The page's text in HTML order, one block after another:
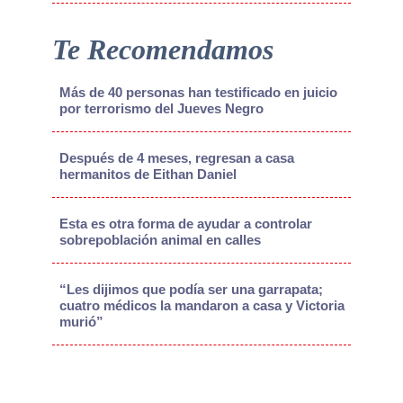
Te Recomendamos
Más de 40 personas han testificado en juicio
por terrorismo del Jueves Negro
Después de 4 meses, regresan a casa
hermanitos de Eithan Daniel
Esta es otra forma de ayudar a controlar
sobrepoblación animal en calles
“Les dijimos que podía ser una garrapata;
cuatro médicos la mandaron a casa y Victoria
murió”